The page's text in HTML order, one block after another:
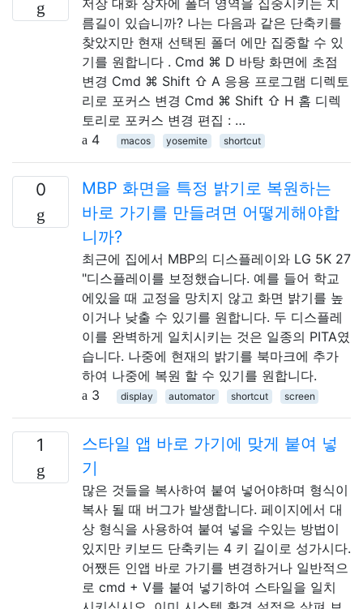
름길이 있습니까? 나는 다음과 같은 단축키를
찾았지만 현재 선택된 폴더 에만 집중할 수 있
기를 원합니다 . Cmd ⌘ D 바탕 화면에 초점
변경 Cmd ⌘ Shift ⇧ A 응용 프로그램 디렉토
리로 포커스 변경 Cmd ⌘ Shift ⇧ H 홈 디렉
토리로 포커스 변경 편집 : …
4
macos yosemite shortcut
0
MBP 화면을 특정 밝기로 복원하는
바로 가기를 만들려면 어떻게해야합
니까?
최근에 집에서 MBP의 디스플레이와 LG 5K 27
"디스플레이를 보정했습니다. 예를 들어 학교
에있을 때 교정을 망치지 않고 화면 밝기를 높
이거나 낮출 수 있기를 원합니다. 두 디스플레
이를 완벽하게 일치시키는 것은 일종의 PITA였
습니다. 나중에 현재의 밝기를 북마크에 추가
하여 나중에 복원 할 수 있기를 원합니다.
3
display automator shortcut screen
1
스타일 앱 바로 가기에 맞게 붙여 넣
기
많은 것들을 복사하여 붙여 넣어야하며 형식이
복사 될 때 버그가 발생합니다. 페이지에서 대
상 형식을 사용하여 붙여 넣을 수있는 방법이
있지만 키보드 단축키는 4 키 길이로 성가시다.
어쨌든 인앱 바로 가기를 변경하거나 일반적으
로 cmd + V를 붙여 넣기하여 스타일을 일치